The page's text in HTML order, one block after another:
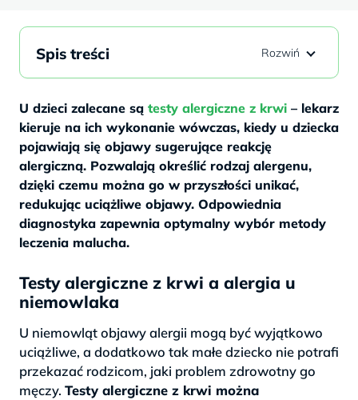
U dzieci zalecane są testy alergiczne z krwi – lekarz
kieruje na ich wykonanie wówczas, kiedy u dziecka
pojawiają się objawy sugerujące reakcję
alergiczną. Pozwalają określić rodzaj alergenu,
dzięki czemu można go w przyszłości unikać,
redukując uciążliwe objawy. Odpowiednia
diagnostyka zapewnia optymalny wybór metody
leczenia malucha.
Testy alergiczne z krwi a alergia u
niemowlaka
U niemowląt objawy alergii mogą być wyjątkowo
uciążliwe, a dodatkowo tak małe dziecko nie potrafi
przekazać rodzicom, jaki problem zdrowotny go
męczy. Testy alergiczne z krwi można
Spis treści